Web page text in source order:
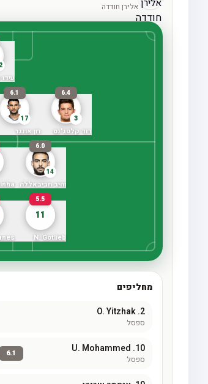
אלירן חודדה
עידו
3
6.4
דוד קלטג'נס
17
6.1
רון אונגר
14
6.0
והיב חביבאללה
11
5.5
N. Gotlieb
מחליפים
2.
O. Yitzhak
ספסל
10.
U. Mohammed
ספסל
6.1